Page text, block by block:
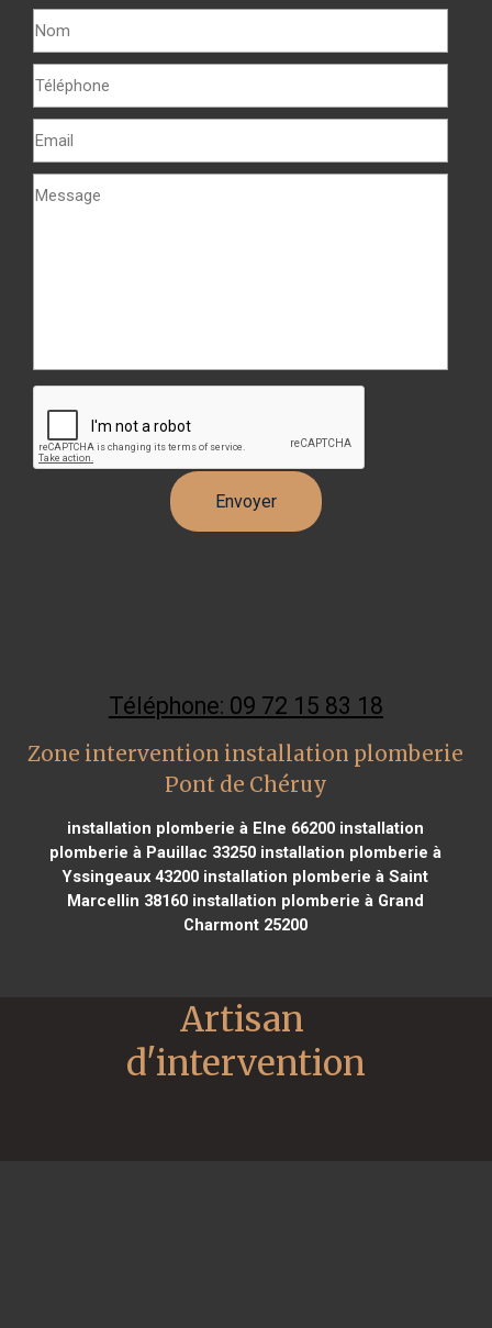
Téléphone: 09 72 15 83 18
Zone intervention installation plomberie
Pont de Chéruy
installation plomberie à Elne 66200 installation
plomberie à Pauillac 33250 installation plomberie à
Yssingeaux 43200 installation plomberie à Saint
Marcellin 38160 installation plomberie à Grand
Charmont 25200
Artisan
d'intervention